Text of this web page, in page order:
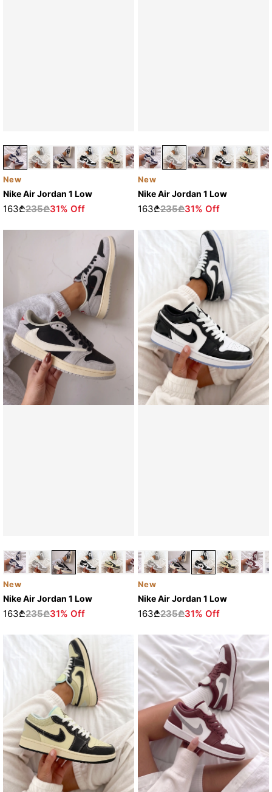
New
Nike Air Jordan 1 Low
163₾235₾31% Off
New
Nike Air Jordan 1 Low
163₾235₾31% Off
New
Nike Air Jordan 1 Low
163₾235₾31% Off
New
Nike Air Jordan 1 Low
163₾235₾31% Off